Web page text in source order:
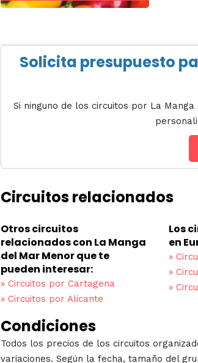
Solicita presupuesto
Si ninguno de los circuitos por La
Circuitos relacionados
Otros circuitos
relacionados con La Manga
del Mar Menor que te
pueden interesar:
» Circuitos por Cartagena
» Circuitos por Alicante
Los
en
»
»
»
Condiciones
Todos los precios de los circuitos
variaciones. Según la fecha, tamaño del